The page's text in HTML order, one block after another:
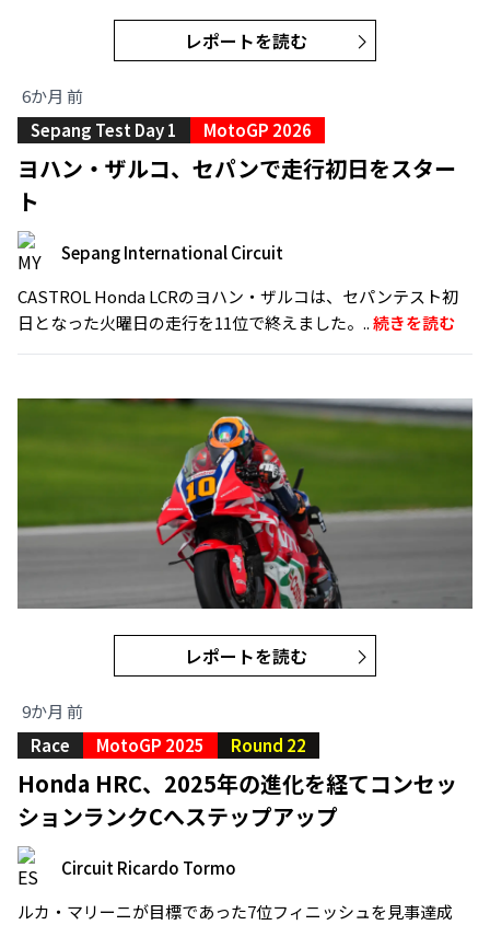
レポートを読む
6か月 前
Sepang Test Day 1
MotoGP 2026
ヨハン・ザルコ、セパンで走行初日をスター
ト
Sepang International Circuit
CASTROL Honda LCRのヨハン・ザルコは、セパンテスト初
日となった火曜日の走行を11位で終えました。..続きを読む
レポートを読む
9か月 前
Race
MotoGP 2025 Round 22
Honda HRC、2025年の進化を経てコンセッ
ションランクCへステップアップ
Circuit Ricardo Tormo
ルカ・マリーニが目標であった7位フィニッシュを見事達成